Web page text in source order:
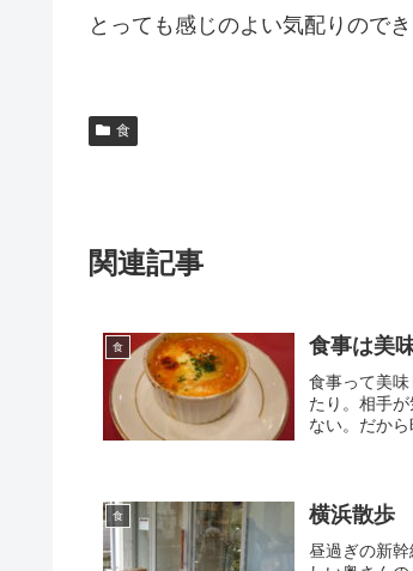
とっても感じのよい気配りので
食
関連記事
食 食事は美
食事って美
たり。相手
ない。だか
食 横浜散歩
昼過ぎの新